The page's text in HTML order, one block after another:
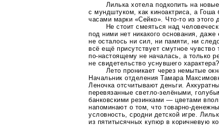
Лилька хотела подкопить на
с мундштуком, как киноактриса, а Гоша
часами марки «Сейко». Что-то из этого
Не стоит смеяться над
под ними нет никакого основания, даже
не осталось ни сил, ни памяти, ни
всё ещё присутствует смутное чувство
по-настоящему не началась, а только
не свидетельство уснувшего характера?
Лето проникает через немытые
Начальник отделения Тамара
Леночка отсчитывают деньги.
перевязанные светло-зелёными ,
банковскими резинками — цветами
напоминают о том, чтотоварно-
условность, сродни детской игре.
из пятитысячных купюр в коричневую